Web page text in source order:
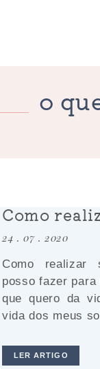
o
Como
24 . 07 . 2020
Como realizar
posso fazer para
que quero da
vida dos meus
LER ARTIGO